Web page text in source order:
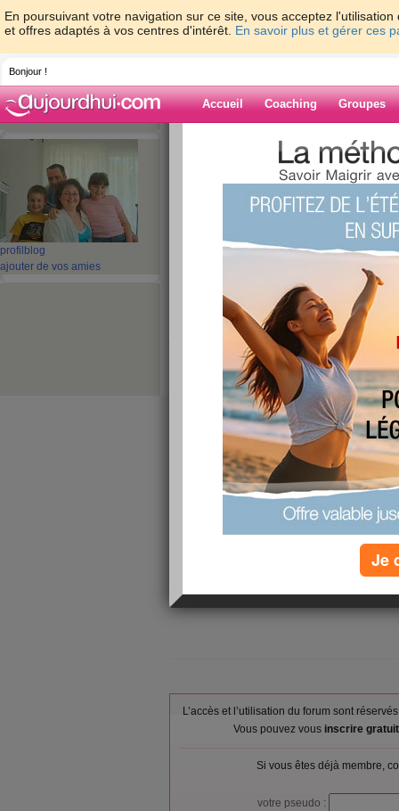
En poursuivant votre navigation sur ce site, vous acceptez
et offres adaptés à vos centres d'intérêt. En savoir plus et gérer ces
Bonjour !
Accueil Coaching Groupes
profil blog
ajouter de vos amies
> > je me
Blog de
je me félicite....
cote regime, journee au top. sauf pour le
je recupére de ma soirée d'hier. pas de mari
pieds... les quadeurs dehors et en petite
tranquille. biz à demain car mon mari veut l'ordi.
mon alimentation
Tomate
Lait demi-
Courgette,
Calories consommées :
392 kcal
L’accès et l’utilisation du forum sont
Vous pouvez vous inscrire
Si vous êtes déjà membre,
votre pseudo :
Je